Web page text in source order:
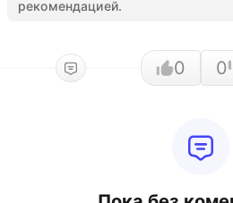
рекомендацией.
0 0